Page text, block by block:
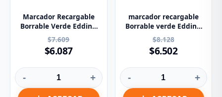
Marcador Recargable
Borrable Verde Edding
Ref : 350
$7.609
$6.087
- +
marcador recargable
Borrable verde Edding
Ref: 353
$8.128
$6.502
- +